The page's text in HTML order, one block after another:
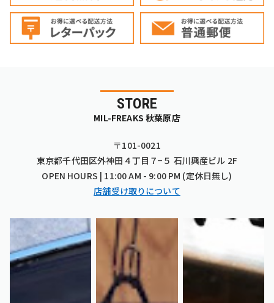
STORE
MIL-FREAKS 秋葉原店
〒101-0021
東京都千代田区外神田４丁目７−５ 石川興産ビル 2F
OPEN HOURS | 11:00 AM - 9:00 PM (定休日無し)
店舗受け取りについて